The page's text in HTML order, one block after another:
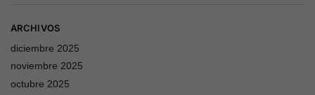
ARCHIVOS
diciembre 2025
noviembre 2025
octubre 2025